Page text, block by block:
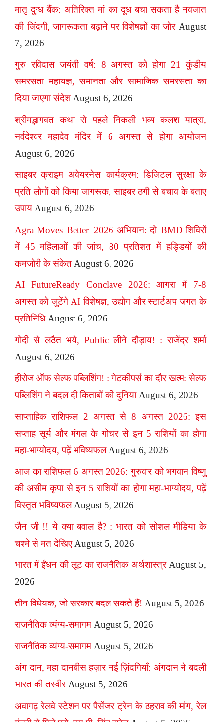
मातृ दुग्ध बैंक: अतिरिक्त मां का दूध बचा सकता है नवजात
की जिंदगी, जागरूकता बढ़ाने पर विशेषज्ञों का जोर August
7, 2026
गुरु रविदास जयंती वर्ष: 8 अगस्त को होगा 21 कुंडीय
समरसता महायज्ञ, समानता और सामाजिक समरसता का
दिया जाएगा संदेश August 6, 2026
श्रीमद्भागवत कथा से पहले निकली भव्य कलश यात्रा,
नर्वदेश्वर महादेव मंदिर में 6 अगस्त से होगा आयोजन
August 6, 2026
साइबर क्राइम अवेयरनेस कार्यक्रम: डिजिटल सुरक्षा के
प्रति लोगों को किया जागरूक, साइबर ठगी से बचाव के बताए
उपाय August 6, 2026
Agra Moves Better–2026 अभियान: दो BMD शिविरों
में 45 महिलाओं की जांच, 80 प्रतिशत में हड्डियों की
कमजोरी के संकेत August 6, 2026
AI FutureReady Conclave 2026: आगरा में 7-8
अगस्त को जुटेंगे AI विशेषज्ञ, उद्योग और स्टार्टअप जगत के
प्रतिनिधि August 6, 2026
गोदी से लठैत भये, Public लीने दौड़ाय! : राजेंद्र शर्मा
August 6, 2026
हीरोज ऑफ सेल्फ पब्लिशिंग! : गेटकीपर्स का दौर खत्म: सेल्फ
पब्लिशिंग ने बदल दी किताबों की दुनिया August 6, 2026
साप्ताहिक राशिफल 2 अगस्त से 8 अगस्त 2026: इस
सप्ताह सूर्य और मंगल के गोचर से इन 5 राशियों का होगा
महा-भाग्योदय, पढ़ें भविष्यफल August 6, 2026
आज का राशिफल 6 अगस्त 2026: गुरुवार को भगवान विष्णु
की असीम कृपा से इन 5 राशियों का होगा महा-भाग्योदय, पढ़ें
विस्तृत भविष्यफल August 5, 2026
जैन जी !! ये क्या बवाल है? : भारत को सोशल मीडिया के
चश्मे से मत देखिए August 5, 2026
भारत में ईंधन की लूट का राजनैतिक अर्थशास्त्र August 5,
2026
तीन विधेयक, जो सरकार बदल सकते हैं! August 5, 2026
राजनैतिक व्यंग्य-समागम August 5, 2026
राजनैतिक व्यंग्य-समागम August 5, 2026
अंग दान, महा दानबीस हज़ार नई ज़िंदगियाँ: अंगदान ने बदली
भारत की तस्वीर August 5, 2026
अवागढ़ रेलवे स्टेशन पर पैसेंजर ट्रेन के ठहराव की मांग, रेल